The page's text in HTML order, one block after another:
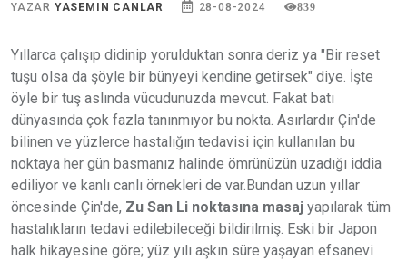
YAZAR YASEMIN CANLAR 28-08-2024 839
Yıllarca çalışıp didinip yorulduktan sonra deriz ya "Bir reset
tuşu olsa da şöyle bir bünyeyi kendine getirsek" diye. İşte
öyle bir tuş aslında vücudunuzda mevcut. Fakat batı
dünyasında çok fazla tanınmıyor bu nokta. Asırlardır Çin'de
bilinen ve yüzlerce hastalığın tedavisi için kullanılan bu
noktaya her gün basmanız halinde ömrünüzün uzadığı iddia
ediliyor ve kanlı canlı örnekleri de var.Bundan uzun yıllar
öncesinde Çin'de, Zu San Li noktasına masaj yapılarak tüm
hastalıkların tedavi edilebileceği bildirilmiş. Eski bir Japon
halk hikayesine göre; yüz yılı aşkın süre yaşayan efsanevi